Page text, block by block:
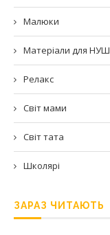
Малюки
Матеріали для НУШ
Релакс
Світ мами
Світ тата
Школярі
ЗАРАЗ ЧИТАЮТЬ